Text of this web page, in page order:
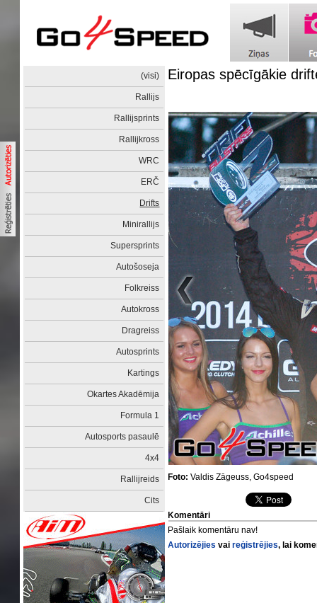
(visi)
Rallijs
Rallijsprints
Rallijkross
WRC
ERČ
Drifts
Minirallijs
Supersprints
Autošoseja
Folkreiss
Autokross
Dragreiss
Autosprints
Kartings
Okartes Akadēmija
Formula 1
Autosports pasaulē
4x4
Rallijreids
Cits
Eiropas spēcīgākie
Foto: Valdis Zāgeuss, Go4speed
Komentāri
Pašlaik komentāru nav!
Autorizējies vaireģistrējies, lai